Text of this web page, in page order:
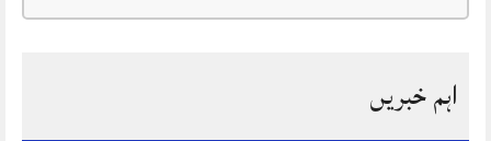
اہم خبریں